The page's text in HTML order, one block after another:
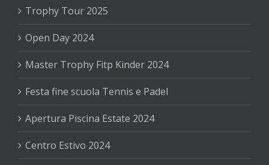
Trophy Tour 2025
Open Day 2024
Master Trophy Fitp Kinder 2024
Festa fine scuola Tennis e Padel
Apertura Piscina Estate 2024
Centro Estivo 2024